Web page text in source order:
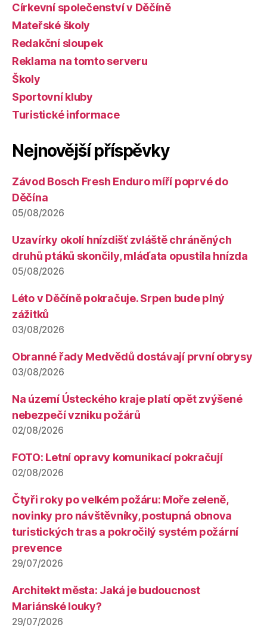
Církevní společenství v Děčíně
Mateřské školy
Redakční sloupek
Reklama na tomto serveru
Školy
Sportovní kluby
Turistické informace
Nejnovější příspěvky
Závod Bosch Fresh Enduro míří poprvé do
Děčína
05/08/2026
Uzavírky okolí hnízdišť zvláště chráněných
druhů ptáků skončily, mláďata opustila hnízda
05/08/2026
Léto v Děčíně pokračuje. Srpen bude plný
zážitků
03/08/2026
Obranné řady Medvědů dostávají první obrysy
03/08/2026
Na území Ústeckého kraje platí opět zvýšené
nebezpečí vzniku požárů
02/08/2026
FOTO: Letní opravy komunikací pokračují
02/08/2026
Čtyři roky po velkém požáru: Moře zeleně,
novinky pro návštěvníky, postupná obnova
turistických tras a pokročilý systém požární
prevence
29/07/2026
Architekt města: Jaká je budoucnost
Mariánské louky?
29/07/2026